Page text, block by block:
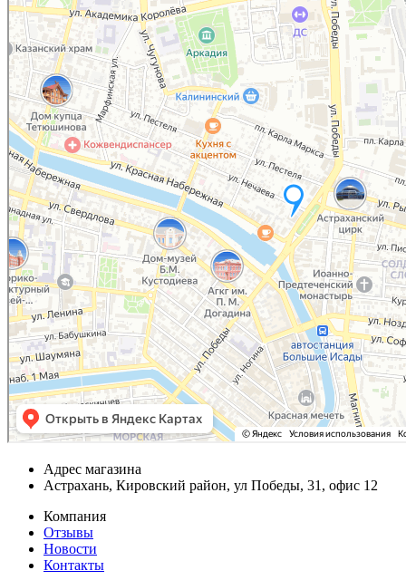
Адрес магазина
Астрахань, Кировский район, ул Победы, 31, офис 12
Компания
Отзывы
Новости
Контакты